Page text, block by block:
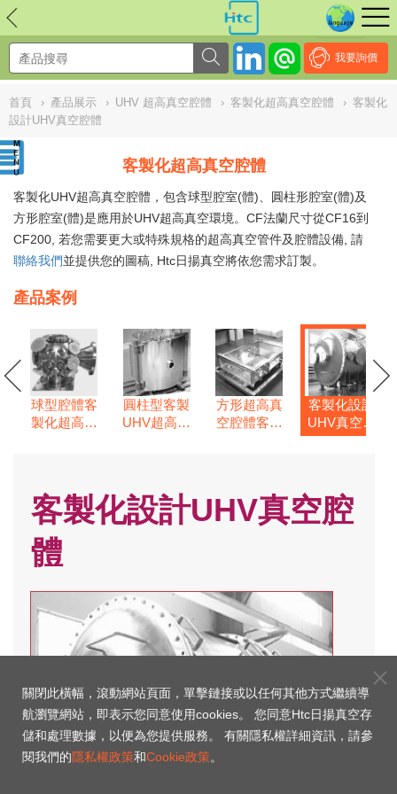
我要詢價
首頁 › 產品展示 › UHV 超高真空腔體 › 客製化超高真空腔體 › 客製化
設計UHV真空腔體
客製化超高真空腔體
客製化UHV超高真空腔體，包含球型腔室(體)、圓柱形腔室(體)及
方形腔室(體)是應用於UHV超高真空環境。CF法蘭尺寸從CF16到
CF200, 若您需要更大或特殊規格的超高真空管件及腔體設備, 請
聯絡我們並提供您的圖稿, Htc日揚真空將依您需求訂製。
產品案例
球型腔體客
製化超高真
圓柱型客製
UHV超高真
方形超高真
空腔體客製
客製化設計
UHV真空腔
體
客製化設計UHV真空腔
體
NULL
關閉此橫幅，滾動網站頁面，單擊鏈接或以任何其他方式繼續導
航瀏覽網站，即表示您同意使用cookies。 您同意Htc日揚真空存
儲和處理數據，以便為您提供服務。 有關隱私權詳細資訊，請參
閱我們的隱私權政策和Cookie政策。